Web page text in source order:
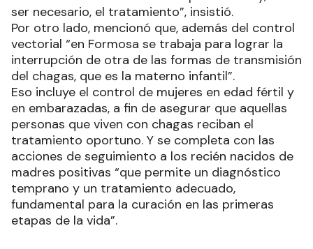
ser necesario, el tratamiento”, insistió.
Por otro lado, mencionó que, además del control
vectorial “en Formosa se trabaja para lograr la
interrupción de otra de las formas de transmisión
del chagas, que es la materno infantil”.
Eso incluye el control de mujeres en edad fértil y
en embarazadas, a fin de asegurar que aquellas
personas que viven con chagas reciban el
tratamiento oportuno. Y se completa con las
acciones de seguimiento a los recién nacidos de
madres positivas “que permite un diagnóstico
temprano y un tratamiento adecuado,
fundamental para la curación en las primeras
etapas de la vida”.